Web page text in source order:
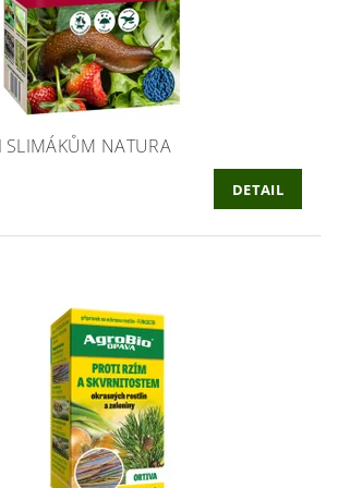
SLIMÁKŮM NATURA
DETAIL